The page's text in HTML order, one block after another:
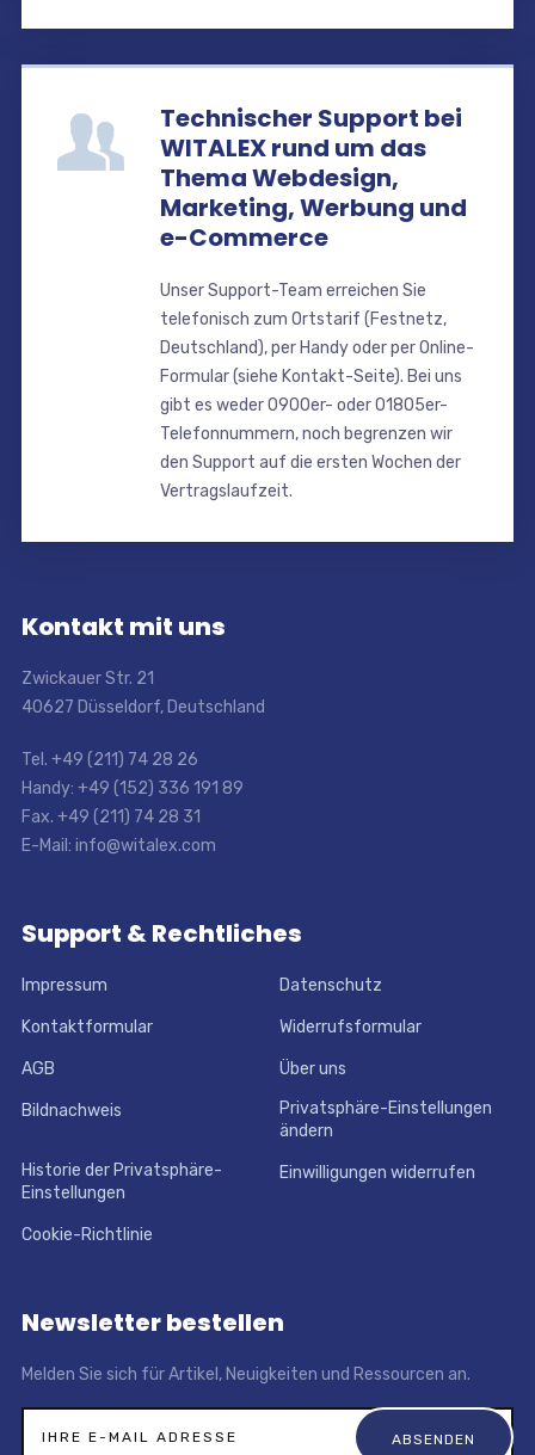
Technischer Support bei
WITALEX rund um das
Thema Webdesign,
Marketing, Werbung und
e-Commerce
Unser Support-Team erreichen Sie
telefonisch zum Ortstarif (Festnetz,
Deutschland), per Handy oder per Online-
Formular (siehe Kontakt-Seite). Bei uns
gibt es weder 0900er- oder 01805er-
Telefonnummern, noch begrenzen wir
den Support auf die ersten Wochen der
Vertragslaufzeit.
Kontakt mit uns
Zwickauer Str. 21
40627 Düsseldorf, Deutschland
Tel. +49 (211) 74 28 26
Handy: +49 (152) 336 191 89
Fax. +49 (211) 74 28 31
E-Mail: info@witalex.com
Support & Rechtliches
Impressum Datenschutz
Kontaktformular Widerrufsformular
AGB Über uns
Bildnachweis
Privatsphäre-Einstellungen
ändern
Historie der Privatsphäre-
Einstellungen
Einwilligungen widerrufen
Cookie-Richtlinie
Newsletter bestellen
Melden Sie sich für Artikel, Neuigkeiten und Ressourcen an.